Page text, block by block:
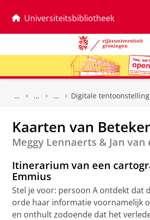
Universiteitsbibliotheek
Digitale
Kaarten van
Meggy Lennaerts & Jan van
Itinerarium van een
Emmius
Stel je voor: persoon A ontdekt dat
orde haar informatie voornamelijk
en onthult zodoende dat het